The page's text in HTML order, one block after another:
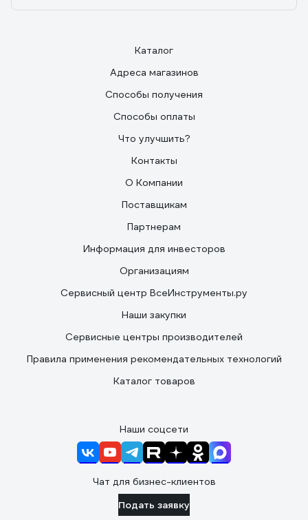
Каталог
Адреса магазинов
Способы получения
Способы оплаты
Что улучшить?
Контакты
О Компании
Поставщикам
Партнерам
Информация для инвесторов
Организациям
Сервисный центр ВсеИнструменты.ру
Наши закупки
Сервисные центры производителей
Правила применения рекомендательных технологий
Каталог товаров
Наши соцсети
Чат для бизнес-клиентов
Подать заявку